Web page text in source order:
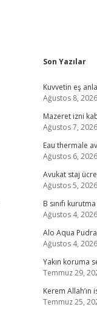
Son Yazılar
Kuvvetin eş
Ağustos 8, 2026
Mazeret izni
Ağustos 7, 2026
Eau thermale
Ağustos 6, 2026
Avukat staj
Ağustos 5, 2026
B sınıfı
Ağustos 4, 2026
Alo Aqua
Ağustos 4, 2026
Yakın koruma
Temmuz 29,
Kerem Allah’ın
Temmuz 25,